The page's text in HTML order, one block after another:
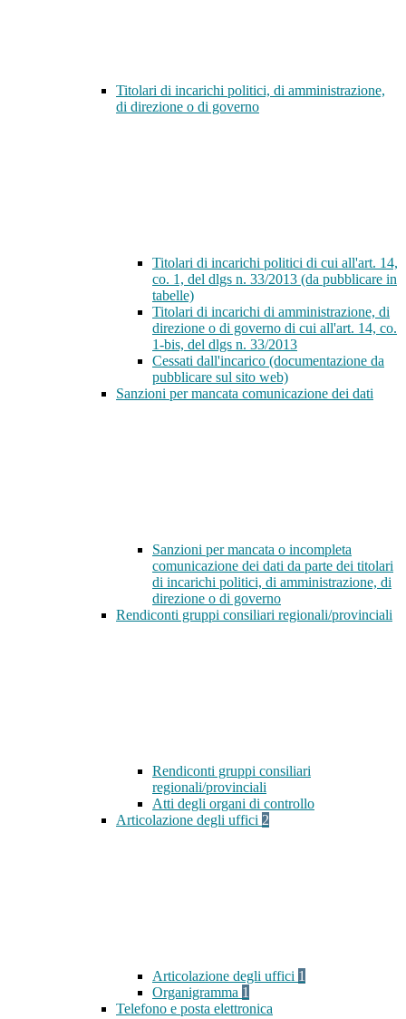
Titolari di incarichi politici, di amministrazione,
di direzione o di governo
Titolari di incarichi politici di cui all'art. 14,
co. 1, del dlgs n. 33/2013 (da pubblicare in
tabelle)
Titolari di incarichi di amministrazione, di
direzione o di governo di cui all'art. 14, co.
1-bis, del dlgs n. 33/2013
Cessati dall'incarico (documentazione da
pubblicare sul sito web)
Sanzioni per mancata comunicazione dei dati
Sanzioni per mancata o incompleta
comunicazione dei dati da parte dei titolari
di incarichi politici, di amministrazione, di
direzione o di governo
Rendiconti gruppi consiliari regionali/provinciali
Rendiconti gruppi consiliari
regionali/provinciali
Atti degli organi di controllo
Articolazione degli uffici 2
Articolazione degli uffici 1
Organigramma 1
Telefono e posta elettronica